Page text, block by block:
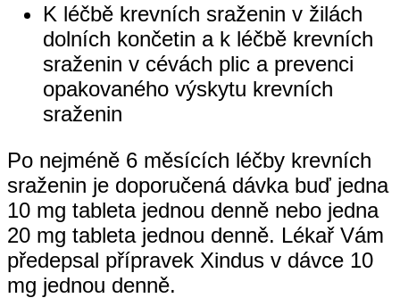
K léčbě krevních sraženin v žilách
dolních končetin a k léčbě krevních
sraženin v cévách plic a prevenci
opakovaného výskytu krevních
sraženin
Po nejméně 6 měsících léčby krevních
sraženin je doporučená dávka buď jedna
10 mg tableta jednou denně nebo jedna
20 mg tableta jednou denně. Lékař Vám
předepsal přípravek Xindus v dávce 10
mg jednou denně.